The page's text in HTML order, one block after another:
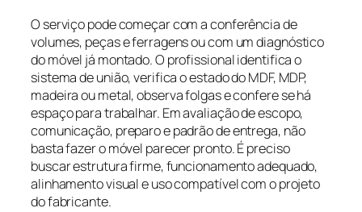
O serviço pode começar com a conferência de
volumes, peças e ferragens ou com um diagnóstico
do móvel já montado. O profissional identifica o
sistema de união, verifica o estado do MDF, MDP,
madeira ou metal, observa folgas e confere se há
espaço para trabalhar. Em avaliação de escopo,
comunicação, preparo e padrão de entrega, não
basta fazer o móvel parecer pronto. É preciso
buscar estrutura firme, funcionamento adequado,
alinhamento visual e uso compatível com o projeto
do fabricante.